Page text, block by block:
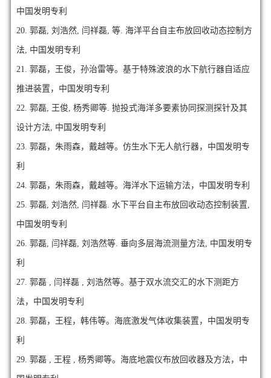
中国发明专利
20. 郭磊, 刘浩然, 闫祥磊, 等. 海洋平台自主布放回收动态控制方
法, 中国发明专利
21. 郭磊，王俊，孙治雷等。基于特殊波浪的水下航行器自适应
推进装置，中国发明专利
22. 郭磊, 王俊, 杨秀卿等. 抛投式海洋多要素协同探测探针及其
设计方法, 中国发明专利
23. 郭磊，朱雨森，戴越等。仿生水下无人航行器，中国发明专
利
24. 郭磊，朱雨森，戴越等。海洋水下运输方法，中国发明专利
25. 郭磊, 刘浩然, 闫祥磊. 水下平台自主布放回收动态控制装置,
中国发明专利
26. 郭磊, 闫祥磊, 刘浩然等. 垂向多层海流测量方法, 中国发明专
利
27. 郭磊 , 闫祥磊 , 刘浩然等。基于双水流交汇的水下测距方
法，中国发明专利
28. 郭磊，王程，韩伟等。海底激发气体收集装置，中国发明专
利
29. 郭磊 , 王程 , 杨秀卿等。海底地震仪布放回收器及方法，中